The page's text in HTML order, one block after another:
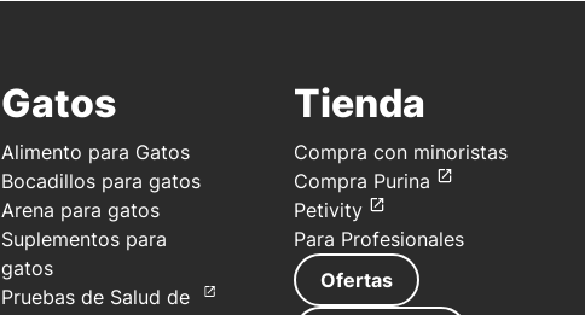
Gatos
Alimento para Gatos
Bocadillos para gatos
Arena para gatos
Suplementos para
gatos
Pruebas de Salud de
Tienda
Compra con minoristas
Compra Purina
Petivity
Para Profesionales
Ofertas